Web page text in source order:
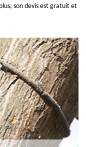
son devis est gratuit et